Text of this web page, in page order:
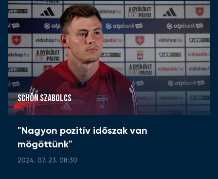
SCHÖN SZABOLCS
"Nagyon pozitív időszak van
mögöttünk"
2024. 07. 23. 08:30